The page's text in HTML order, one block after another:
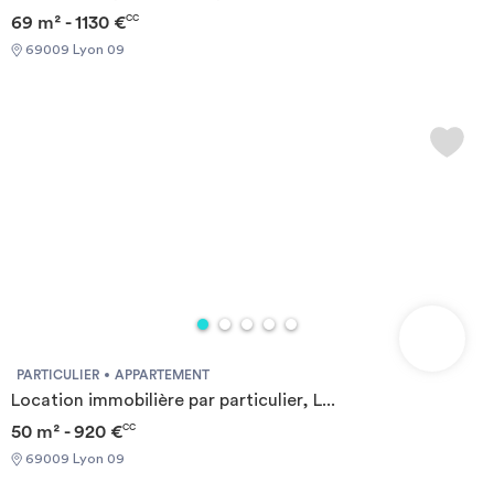
69 m² - 1130 €CC
69009 Lyon 09
PARTICULIER APPARTEMENT
Location immobilière par particulier, L...
50 m² - 920 €CC
69009 Lyon 09